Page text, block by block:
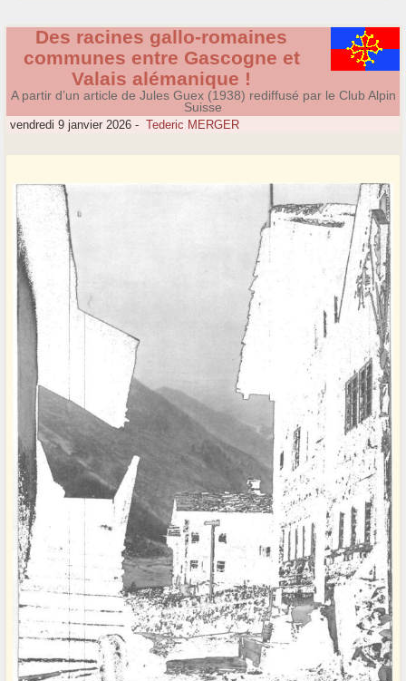
Des racines gallo-romaines
communes entre Gascogne et
Valais alémanique !
A partir d’un article de Jules Guex (1938) rediffusé par le Club Alpin
Suisse
vendredi 9 janvier 2026 - Tederic MERGER